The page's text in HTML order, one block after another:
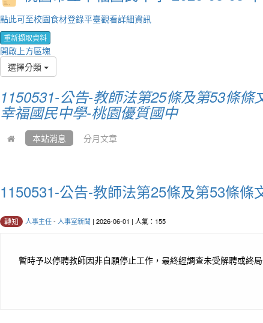
點此可至校園食材登錄平臺觀看詳細資訊
重新擷取資料
開啟上方區塊
選擇分類
1150531-公告-教師法第25條及第53條
幸福國民中學-桃園優質國中
本站消息 分月文章
1150531-公告-教師法第25條及第53條
轉知 人事主任- 人事室新聞 | 2026-06-01 | 人氣：155
暫時予以停聘教師因非自願停止工作，最終經調查未受解聘或終